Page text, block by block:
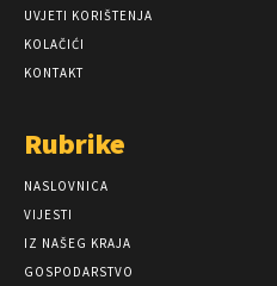
UVJETI KORIŠTENJA
KOLAČIĆI
KONTAKT
Rubrike
NASLOVNICA
VIJESTI
IZ NAŠEG KRAJA
GOSPODARSTVO